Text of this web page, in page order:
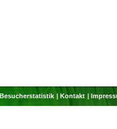
Besucherstatistik Kontakt